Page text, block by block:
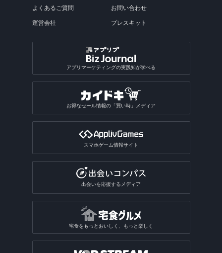
よくあるご質問
運営会社
お問い合わせ
プレスキット
アプリマーケティングの実践知が学べる
お得なセール情報の「買い時」メディア
スマホゲーム情報サイト
出会いを応援するメディア
宅食をもっとおいしく、もっと楽しく